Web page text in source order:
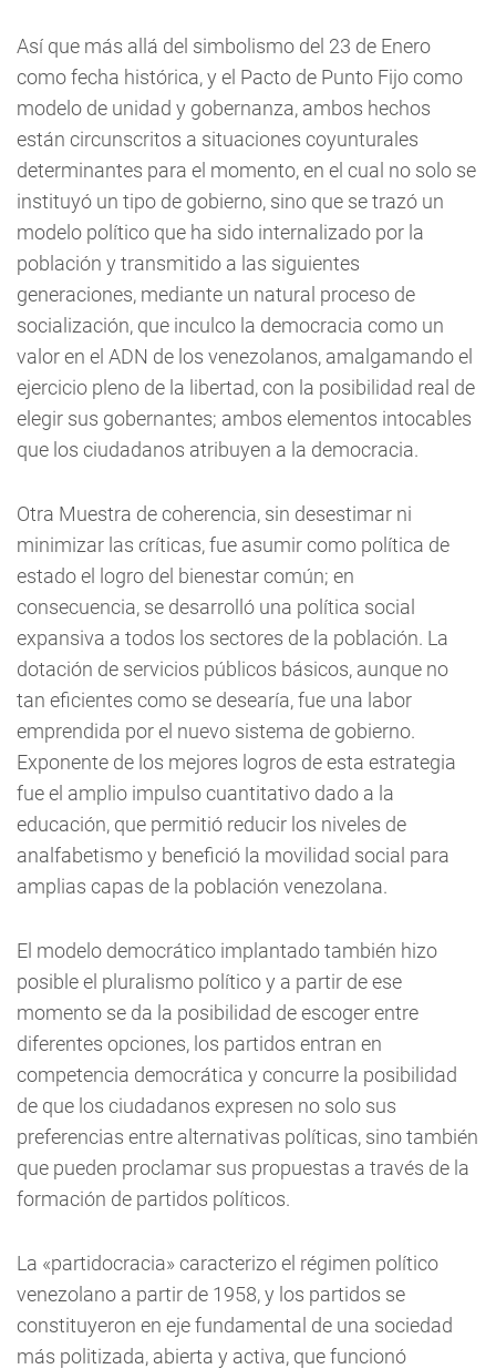
Así que más allá del simbolismo del 23 de Enero
como fecha histórica, y el Pacto de Punto Fijo como
modelo de unidad y gobernanza, ambos hechos
están circunscritos a situaciones coyunturales
determinantes para el momento, en el cual no solo se
instituyó un tipo de gobierno, sino que se trazó un
modelo político que ha sido internalizado por la
población y transmitido a las siguientes
generaciones, mediante un natural proceso de
socialización, que inculco la democracia como un
valor en el ADN de los venezolanos, amalgamando el
ejercicio pleno de la libertad, con la posibilidad real de
elegir sus gobernantes; ambos elementos intocables
que los ciudadanos atribuyen a la democracia.
Otra Muestra de coherencia, sin desestimar ni
minimizar las críticas, fue asumir como política de
estado el logro del bienestar común; en
consecuencia, se desarrolló una política social
expansiva a todos los sectores de la población. La
dotación de servicios públicos básicos, aunque no
tan eficientes como se desearía, fue una labor
emprendida por el nuevo sistema de gobierno.
Exponente de los mejores logros de esta estrategia
fue el amplio impulso cuantitativo dado a la
educación, que permitió reducir los niveles de
analfabetismo y benefició la movilidad social para
amplias capas de la población venezolana.
El modelo democrático implantado también hizo
posible el pluralismo político y a partir de ese
momento se da la posibilidad de escoger entre
diferentes opciones, los partidos entran en
competencia democrática y concurre la posibilidad
de que los ciudadanos expresen no solo sus
preferencias entre alternativas políticas, sino también
que pueden proclamar sus propuestas a través de la
formación de partidos políticos.
La «partidocracia» caracterizo el régimen político
venezolano a partir de 1958, y los partidos se
constituyeron en eje fundamental de una sociedad
más politizada, abierta y activa, que funcionó